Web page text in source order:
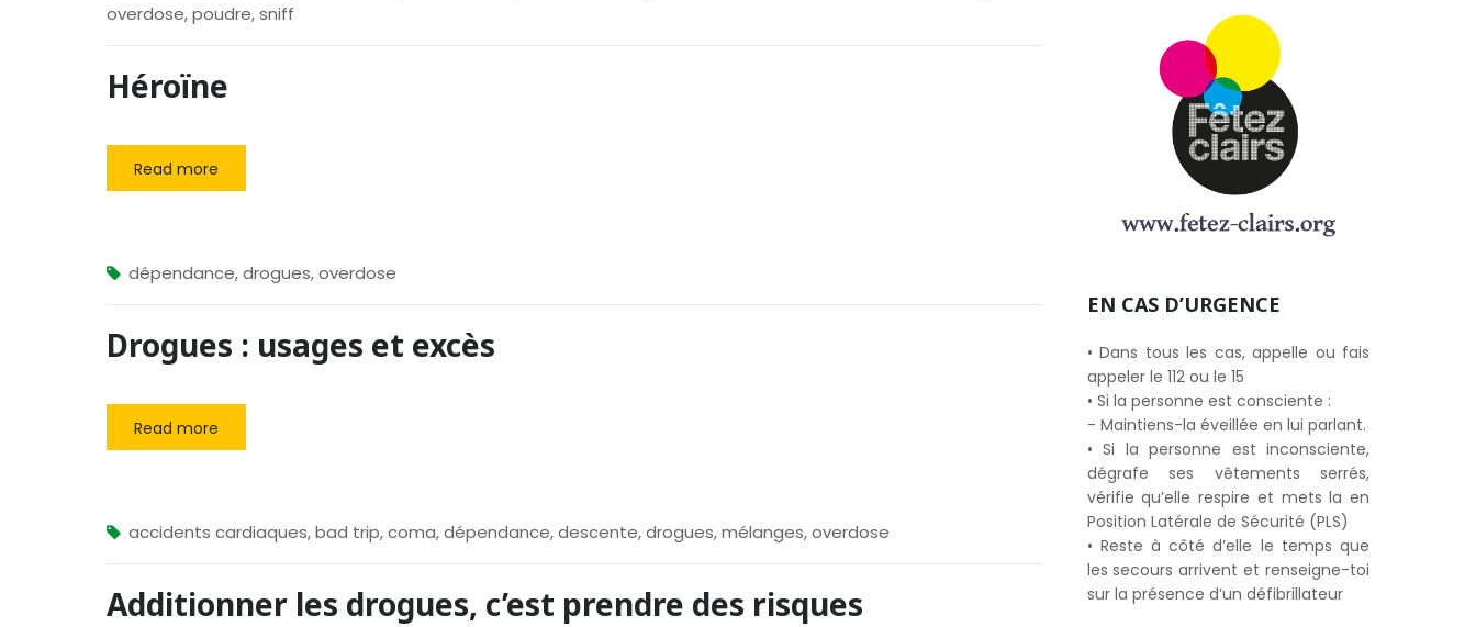
overdose,poudre,sniff
Héroïne
Read more
dépendance,drogues,overdose
Drogues : usages et excès
Read more
accidents cardiaques,bad trip,coma,dépendance,descente,drogues,mélanges,overdose
Additionner les drogues, c’est prendre des risques
EN CAS D’URGENCE
• Dans tous les cas, appelle ou fais
appeler le 112 ou le 15
• Si la personne est consciente :
- Maintiens-la éveillée en lui parlant.
• Si la personne est inconsciente,
dégrafe ses vêtements serrés,
vérifie qu’elle respire et mets la en
Position Latérale de Sécurité (PLS)
• Reste à côté d’elle le temps que
les secours arrivent et renseigne-toi
sur la présence d’un défibrillateur